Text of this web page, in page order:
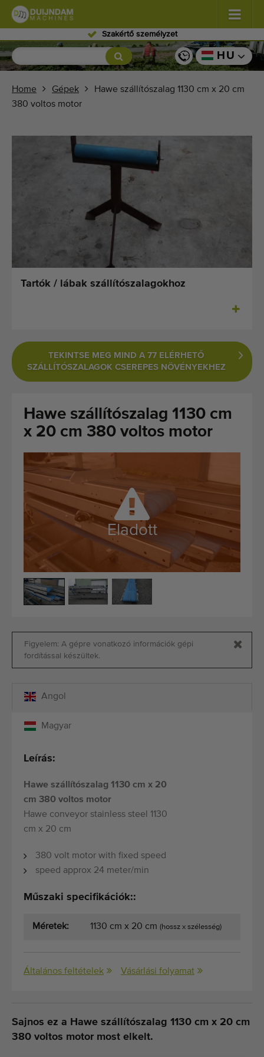
Szakértő személyzet
Virágok és dísznövények (587)
Üvegházi zöldségek
Gyümölcsök (336)
Szállítószalagok (441)
Keresés típusonként
Legutóbb megtekintett gépek
Gépek
Rólunk
Kapcsolat
Minőségi gépek
Szakértő személyzet
Kiszállítás világszerte
1977-óta
HU
Home Gépek
Hawe szállítószalag 1130 cm x 20 cm
380 voltos motor
Tartók / lábak szállítószalagokhoz
TEKINTSE MEG MIND A 77 ELÉRHETŐ
SZÁLLÍTÓSZALAGOK CSEREPES NÖVÉNYEKHEZ
Hawe szállítószalag 1130 cm
x 20 cm 380 voltos motor
Eladott
Figyelem: A gépre vonatkozó információk gépi
fordítással készültek.
Magyar
Angol
Leírás:
Hawe szállítószalag 1130 cm x 20
cm 380 voltos motor
Hawe conveyor stainless steel 1130
cm x 20 cm
380 volt motor with fixed speed
speed approx 24 meter/min
Műszaki specifikációk::
Méretek: 1130 cm x 20 cm (hossz x szélesség)
Általános feltételek Vásárlási folyamat
Sajnos ez a Hawe szállítószalag 1130 cm x 20 cm
380 voltos motor most elkelt.